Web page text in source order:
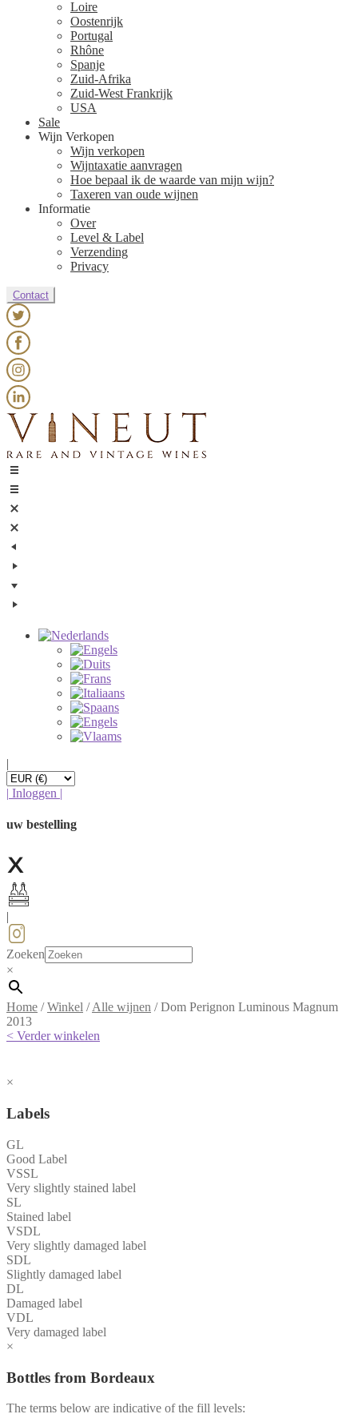
Loire
Oostenrijk
Portugal
Rhône
Spanje
Zuid-Afrika
Zuid-West Frankrijk
USA
Sale
Wijn Verkopen
Wijn verkopen
Wijntaxatie aanvragen
Hoe bepaal ik de waarde van mijn wijn?
Taxeren van oude wijnen
Informatie
Over
Level & Label
Verzending
Privacy
Contact
|
| Inloggen |
uw bestelling
Zoeken
×
Home /Winkel /Alle wijnen /Dom Perignon Luminous Magnum
2013
< Verder winkelen
×
Labels
GL
Good Label
VSSL
Very slightly stained label
SL
Stained label
VSDL
Very slightly damaged label
SDL
Slightly damaged label
DL
Damaged label
VDL
Very damaged label
×
Bottles from Bordeaux
The terms below are indicative of the fill levels: